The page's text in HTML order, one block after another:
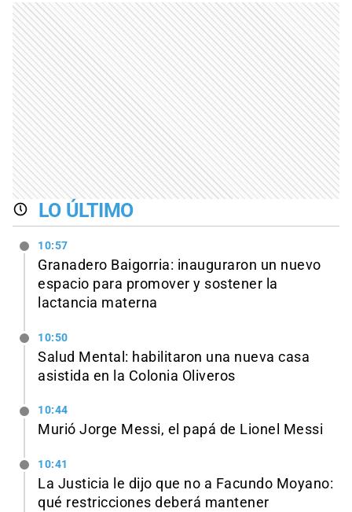
LO ÚLTIMO
10:57
Granadero Baigorria: inauguraron un nuevo
espacio para promover y sostener la
lactancia materna
10:50
Salud Mental: habilitaron una nueva casa
asistida en la Colonia Oliveros
10:44
Murió Jorge Messi, el papá de Lionel Messi
10:41
La Justicia le dijo que no a Facundo Moyano:
qué restricciones deberá mantener